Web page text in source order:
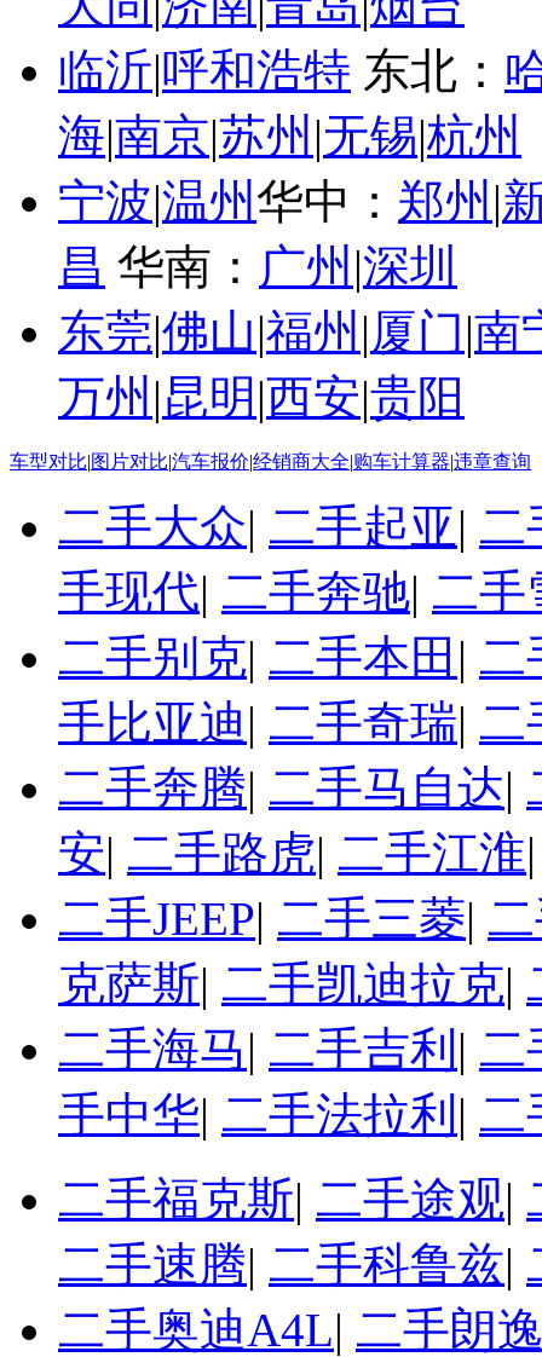
临沂|呼和浩特 东北：
海|南京|苏州 |无锡|杭州
宁波|温州华中： 郑州 |
昌 华南： 广州 |深圳
东莞|佛山|福州 |厦门|南
万州 |昆明 |西安|贵阳
车型对比|图片对比|汽车报价|经销商大全|购车计算器|违章查询
二手大众| 二手起亚| 二
手现代| 二手奔驰| 二手
二手别克| 二手本田 | 二
手比亚迪| 二手奇瑞| 二
二手奔腾| 二手马自达|
安| 二手路虎| 二手江淮
二手JEEP| 二手三菱|
克萨斯| 二手凯迪拉克|
二手海马| 二手吉利 | 二
手中华| 二手法拉利 | 二
二手福克斯| 二手途观|
二手速腾| 二手科鲁兹|
二手奥迪A4L| 二手朗